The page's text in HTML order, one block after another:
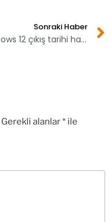
Sonraki Haber
Windows 12 çıkış tarihi hakkında yeni iddia!
Gerekli alanlar* ile